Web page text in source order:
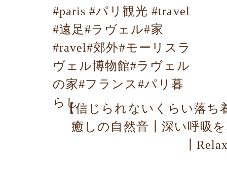
#paris #パリ観光 #travel
#遠足#ラヴェル#家
#ravel#郊外#モーリスラ
ヴェル博物館#ラヴェル
の家#フランス#パリ暮
らし
【信じられないくらい落ち
癒しの自然音┃深い呼吸